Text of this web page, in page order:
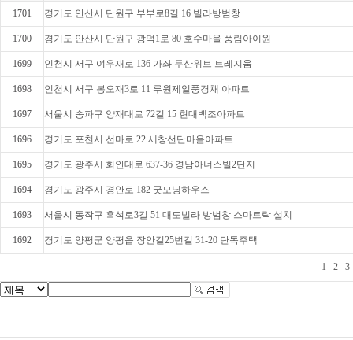
1701 경기도 안산시 단원구 부부로8길 16 빌라방범창
1700 경기도 안산시 단원구 광덕1로 80 호수마을 풍림아이원
1699 인천시 서구 여우재로 136 가좌 두산위브 트레지움
1698 인천시 서구 봉오재3로 11 루원제일풍경채 아파트
1697 서울시 송파구 양재대로 72길 15 현대백조아파트
1696 경기도 포천시 선마로 22 세창선단마을아파트
1695 경기도 광주시 회안대로 637-36 경남아너스빌2단지
1694 경기도 광주시 경안로 182 굿모닝하우스
1693 서울시 동작구 흑석로3길 51 대도빌라 방범창 스마트락 설치
1692 경기도 양평군 양평읍 장안길25번길 31-20 단독주택
1 2 3